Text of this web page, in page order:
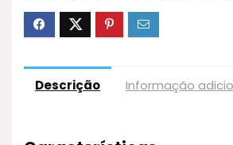
Descrição Informação